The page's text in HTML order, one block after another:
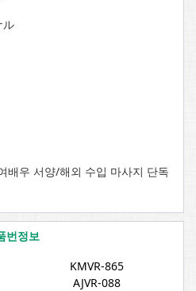
ル
배우 서양/해외 수입 마사지 단독
번정보
KMVR-865
AJVR-088